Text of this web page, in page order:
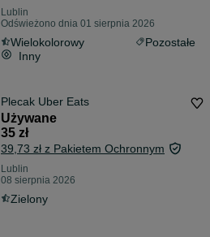
Lublin
Odświeżono dnia 01 sierpnia 2026
Wielokolorowy
Pozostałe
Inny
Plecak Uber Eats
Używane
35 zł
39,73 zł z Pakietem Ochronnym
Lublin
08 sierpnia 2026
Zielony